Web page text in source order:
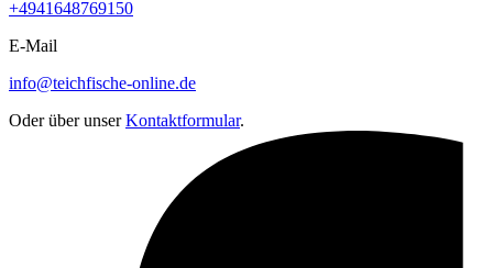
+4941648769150
E-Mail
info@teichfische-online.de
Oder über unserKontaktformular.